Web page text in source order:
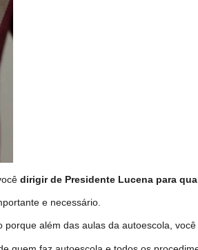
dirigir de Presidente Lucena para
e necessário.
além das aulas da autoescola,